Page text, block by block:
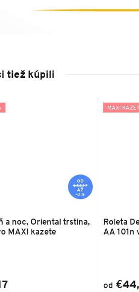
tiež kúpili
OD
€44,17
AŽ
–3 %
a noc, Oriental trstina,
MAXI kazete
MAXI
Roleta
AA 101n
od